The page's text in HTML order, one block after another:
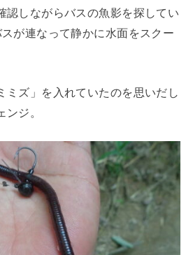
認しながらバスの魚影を探してい
が連なって静かに水面をスクー
ミズ」を入れていたのを思いだし
ジ。